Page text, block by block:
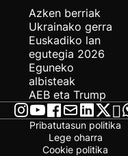
Azken berriak
Ukrainako gerra
Euskadiko lan
egutegia 2026
Eguneko
albisteak
AEB eta Trump
Pribatutasun politika
Lege oharra
Cookie politika